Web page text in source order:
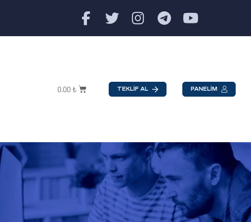
0.00 ₺ TEKLİF AL PANELİM